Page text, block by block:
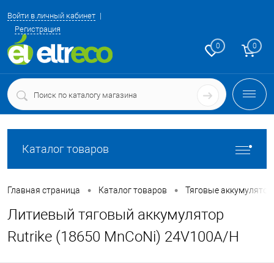
Войти в личный кабинет
Регистрация
0 0
Каталог товаров
Главная страница • Каталог товаров • Тяговые
Литиевый тяговый аккумулятор
Rutrike (18650 MnCoNi) 24V100A/H